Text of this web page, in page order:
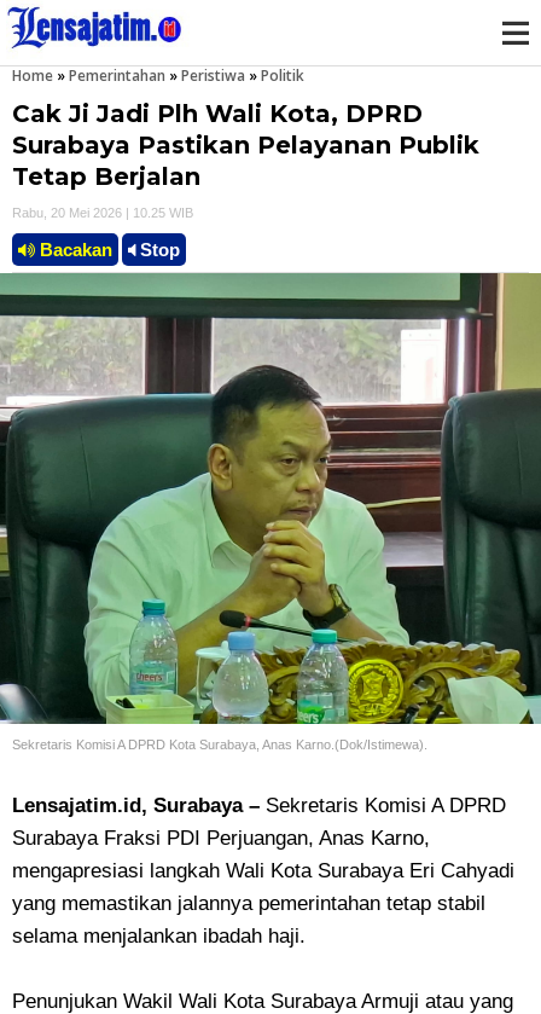
Home »Pemerintahan »Peristiwa »Politik
Cak Ji Jadi Plh Wali Kota, DPRD
Surabaya Pastikan Pelayanan Publik
Tetap Berjalan
Rabu, 20 Mei 2026 | 10.25 WIB
Bacakan Stop
Sekretaris Komisi A DPRD Kota Surabaya, Anas Karno.(Dok/Istimewa).
Lensajatim.id, Surabaya – Sekretaris Komisi A DPRD
Surabaya Fraksi PDI Perjuangan, Anas Karno,
mengapresiasi langkah Wali Kota Surabaya Eri Cahyadi
yang memastikan jalannya pemerintahan tetap stabil
selama menjalankan ibadah haji.
Penunjukan Wakil Wali Kota Surabaya Armuji atau yang